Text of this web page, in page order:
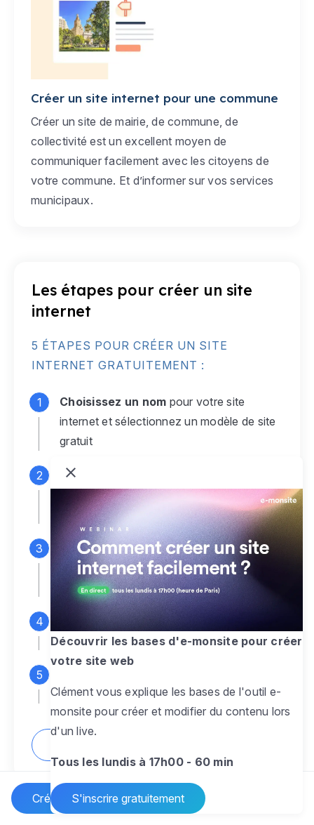
Créer un site Internet
Créer un site internet pour une commune
Créer un site de mairie, de commune, de
collectivité est un excellent moyen de
communiquer facilement avec les citoyens de
votre commune. Et d’informer sur vos services
municipaux.
Les étapes pour créer un site
internet
5 ÉTAPES POUR CRÉER UN SITE
INTERNET GRATUITEMENT :
Choisissez un nom pour votre site
internet et sélectionnez un modèle de site
gratuit
Connectez-vous
monsite gratuit pour accéder à votre
espace d'administration
Personnalisez entièrement le
designpour créer un site web sur-mesure,
à votre image
Ajoutez des pagessans limite pour
présenter votre activité, votre passion
pour rendre votre site dynamique
Découvrir les bases d'e-monsite pour créer
votre site web
Clément vous explique les bases de l'outil e-
monsite pour créer et modifier du contenu lors
d'un live.
Tous les lundis à 17h00 - 60 min
S'inscrire gratuitement